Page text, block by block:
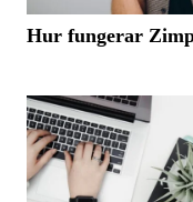
Hur fungerar